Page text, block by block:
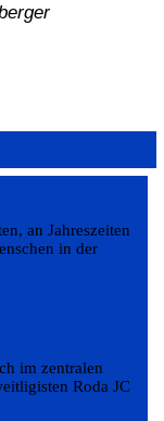
an Jahreszeiten
in der
im zentralen
Roda JC